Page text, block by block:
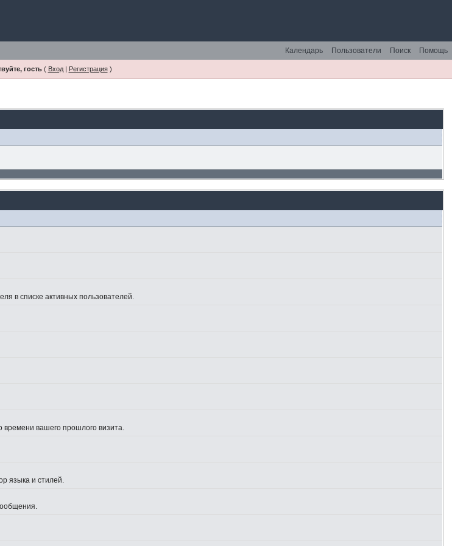
Помощь
Поиск
Пользователи
Календарь
гость( Вход| Регистрация)
в списке активных пользователей.
времени вашего прошлого визита.
языка и стилей.